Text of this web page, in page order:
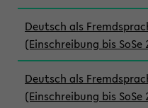
Deutsch als
(Einschreibung bis SoSe
Deutsch als
(Einschreibung bis SoSe